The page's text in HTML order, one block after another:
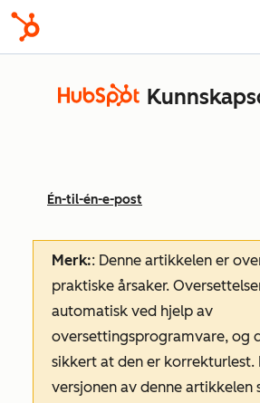
Én-til-én-e-post
Merk:: Denne artikkelen er
praktiske årsaker.
automatisk ved hjelp av
oversettingsprogramvare, og
sikkert at den er korrekturlest.
versjonen av denne artikkelen